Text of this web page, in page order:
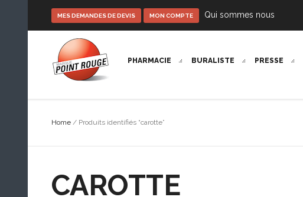
MES DEMANDES DE DEVIS MON COMPTE Qui sommes nous
PHARMACIE BURALISTE PRESSE
Home / Produits identifiés “carotte”
CAROTTE